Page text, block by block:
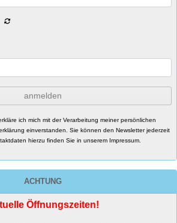
anmelden
ich mich mit der Verarbeitung meiner persönlichen
einverstanden. Sie können den Newsletter jederzeit
hierzu finden Sie in unserem Impressum.
ACHTUNG
Öffnungszeiten!